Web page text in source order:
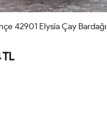
42901 Elysia Çay Bardağı